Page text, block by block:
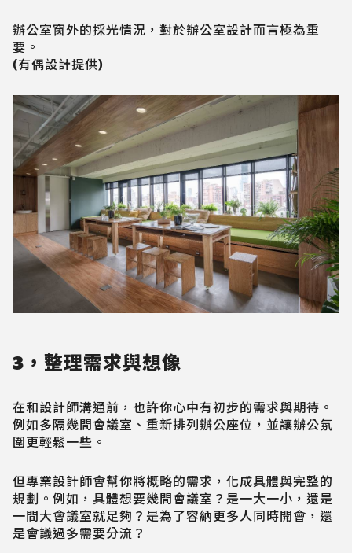
辦公室窗外的採光情況，對於辦公室設計而言極為重
要。
(有偶設計提供)
3，整理需求與想像
在和設計師溝通前，也許你心中有初步的需求與期待。
例如多隔幾間會議室、重新排列辦公座位，並讓辦公氛
圍更輕鬆一些。
但專業設計師會幫你將概略的需求，化成具體與完整的
規劃。例如，具體想要幾間會議室？是一大一小，還是
一間大會議室就足夠？是為了容納更多人同時開會，還
是會議過多需要分流？